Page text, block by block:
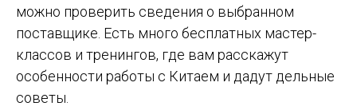
можно проверить сведения о выбранном
поставщике. Есть много бесплатных мастер-
классов и тренингов, где вам расскажут
особенности работы с Китаем и дадут дельные
советы.